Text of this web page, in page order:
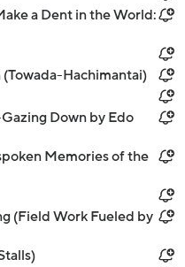
a Dent in the World:
Hachimantai)
Down by Edo
Memories of the
(Field Work Fueled by